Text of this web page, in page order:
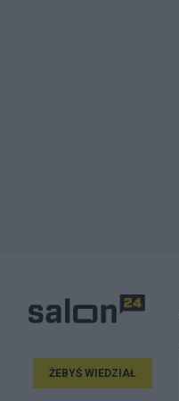
ŻEBYŚ WIEDZIAŁ